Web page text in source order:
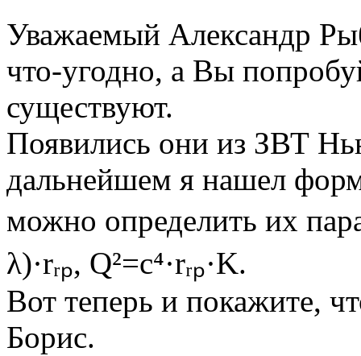
Уважаемый Александр
что-угодно, а Вы
существуют.
Появились они из ЗВТ
дальнейшем я нашел
можно определить их
λ)·rᵣₚ, Q²=c⁴·rᵣₚ·K.
Вот теперь и покажите,
Борис.